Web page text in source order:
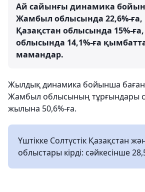
Ай сайынғы динамика
Жамбыл облысында 22,6%-ға,
Қазақстан облысында 15%-ға,
облысында 14,1%-ға
мамандар.
Жылдық динамика бойынша
Жамбыл облысының тұрғындары
жылына 50,6%-ға.
Үштікке Солтүстік Қазақстан
облыстары кірді: сәйкесінше